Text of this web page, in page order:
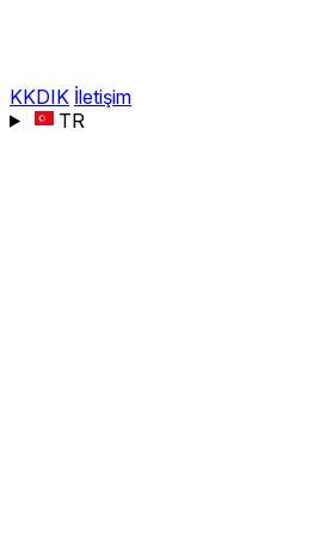
KKDIK İletişim
TR